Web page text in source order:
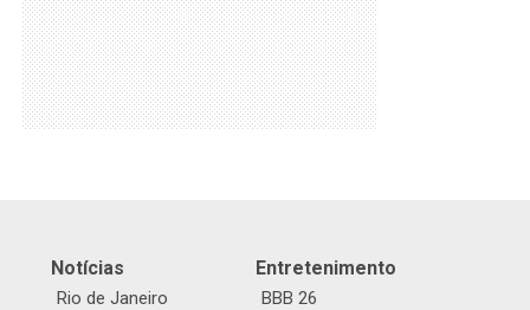
Notícias
Rio de Janeiro
Entretenimento
BBB 26